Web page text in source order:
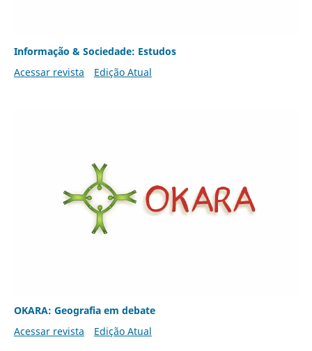
Informação & Sociedade: Estudos
Acessar revista
Edição Atual
OKARA: Geografia em debate
Acessar revista
Edição Atual